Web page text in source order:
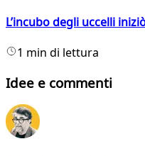
L’incubo degli uccelli
1 min di lettura
Idee e commenti